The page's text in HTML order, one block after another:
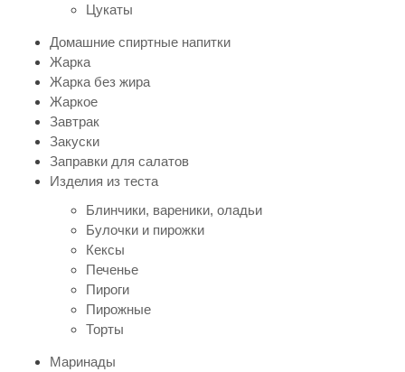
Цукаты
Домашние спиртные напитки
Жарка
Жарка без жира
Жаркое
Завтрак
Закуски
Заправки для салатов
Изделия из теста
Блинчики, вареники, оладьи
Булочки и пирожки
Кексы
Печенье
Пироги
Пирожные
Торты
Маринады